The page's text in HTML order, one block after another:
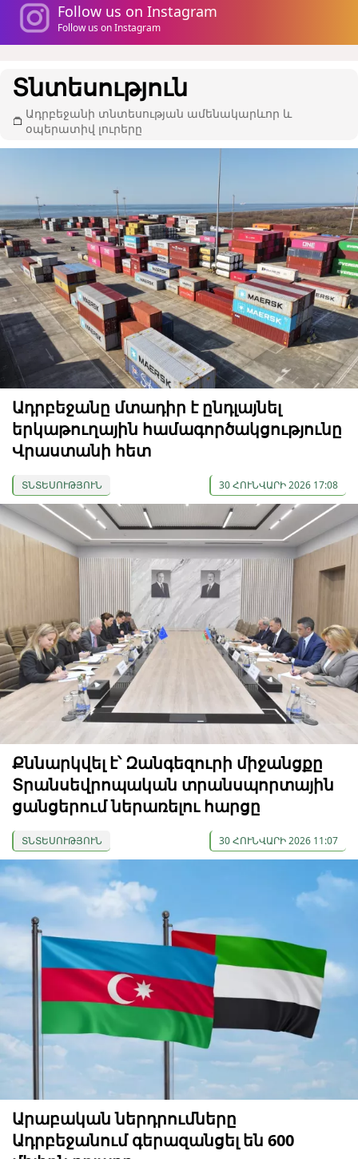
Follow us on Instagram
Follow us on Instagram
Տնտեսություն
Ադրբեջանի տնտեսության ամենակարևոր և
օպերատիվ լուրերը
Ադրբեջանը մտադիր է ընդլայնել
երկաթուղային համագործակցությունը
Վրաստանի հետ
ՏՆՏԵՍՈՒԹՅՈՒՆ 30 ՀՈՒՆՎԱՐԻ 2026 17:08
Քննարկվել է՝ Զանգեզուրի միջանցքը
Տրանսեվրոպական տրանսպորտային
ցանցերում ներառելու հարցը
ՏՆՏԵՍՈՒԹՅՈՒՆ 30 ՀՈՒՆՎԱՐԻ 2026 11:07
Արաբական ներդրումները
Ադրբեջանում գերազանցել են 600